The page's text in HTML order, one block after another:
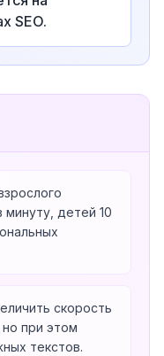
SEO.
детей 10
скорость
при этом
текстов.